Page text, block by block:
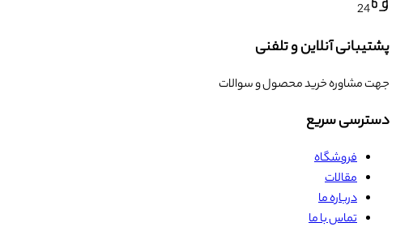
24
پشتیبانی آنلاین و تلفنی
جهت مشاوره خرید محصول و سوالات
دسترسی سریع
فروشگاه
مقالات
درباره ما
تماس با ما